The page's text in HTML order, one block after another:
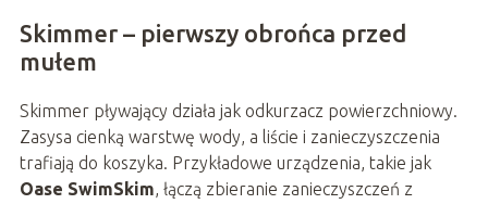
Skimmer – pierwszy obrońca przed
mułem
Skimmer pływający działa jak odkurzacz powierzchniowy.
Zasysa cienką warstwę wody, a liście i zanieczyszczenia
trafiają do koszyka. Przykładowe urządzenia, takie jak
Oase SwimSkim, łączą zbieranie zanieczyszczeń z